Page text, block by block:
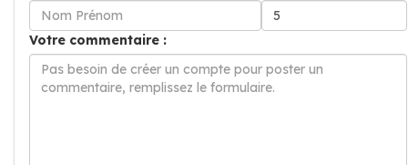
Votre commentaire :